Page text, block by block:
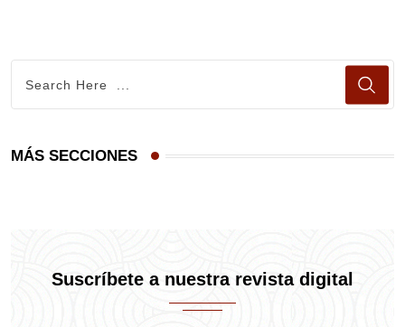
MÁS SECCIONES
Suscríbete a nuestra revista digital